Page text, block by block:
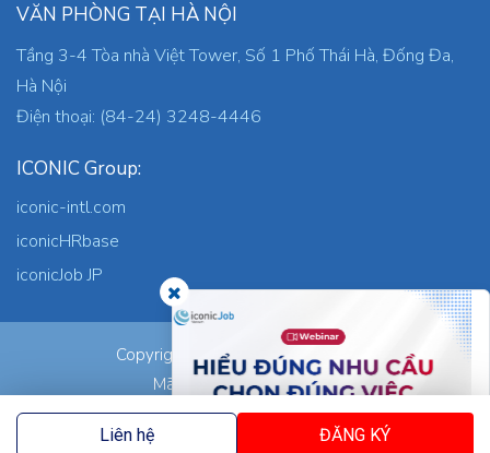
Liên hệ ĐĂNG KÝ
VĂN PHÒNG TẠI HÀ NỘI
Tầng 3-4 Tòa nhà Việt Tower, Số 1 Phố Thái Hà, Đống Đa,
Hà Nội
Điện thoại: (84-24) 3248-4446
ICONIC Group:
iconic-intl.com
iconicHRbase
iconicJob JP
Copyright © 2026 ICONIC Co., Ltd.
Mã số thuế: 0305745871
Nơi cấp: TP.HCM
Ngày cấp: 05/09/2023